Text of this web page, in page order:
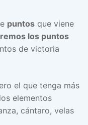
puntos que viene
los puntos
de victoria
el que tenga más
elementos
cántaro, velas